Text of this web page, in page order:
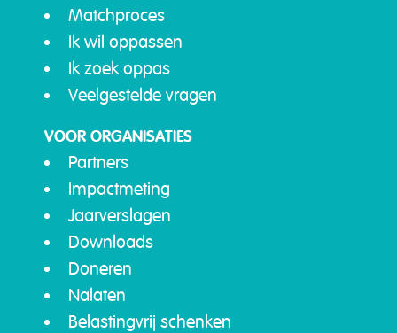
Matchproces
Ik wil oppassen
Ik zoek oppas
Veelgestelde vragen
VOOR ORGANISATIES
Partners
Impactmeting
Jaarverslagen
Downloads
Doneren
Nalaten
Belastingvrij schenken